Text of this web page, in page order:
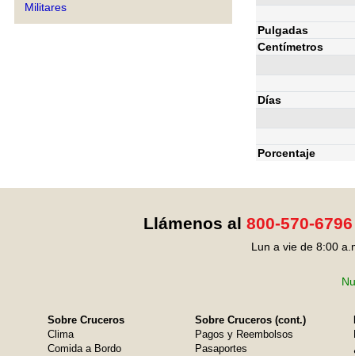
Militares
Pulgadas
Centímetros
Días
Porcentaje
Llámenos al 800-570-6796
Lun a vie de 8:00
Sobre Cruceros
Clima
Comida a Bordo
Sobre Cruceros (cont.)
Pagos y Reembolsos
Pasaportes